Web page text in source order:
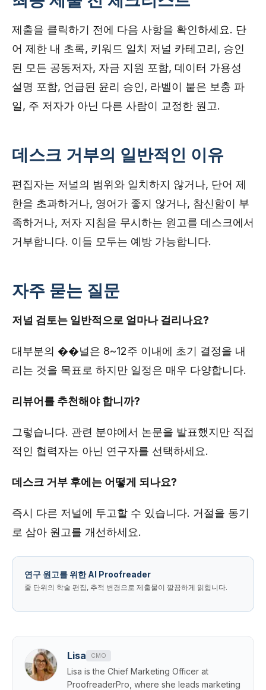
제출을 클릭하기 전에 다음 사항을 확인하세요. 단
어 제한 내 초록, 키워드 일치 저널 카테고리, 승인
된 모든 공동저자, 자금 지원 포함, 데이터 가용성
설명 포함, 언급된 윤리 승인, 라벨이 붙은 보충 파
일, 주 저자가 아닌 다른 사람이 교정한 원고.
데스크 거부의 일반적인 이유
편집자는 저널의 범위와 일치하지 않거나, 단어 제
한을 초과하거나, 영어가 좋지 않거나, 참신함이 부
족하거나, 저자 지침을 무시하는 원고를 데스크에서
거부합니다. 이들 모두는 예방 가능합니다.
자주 묻는 질문
저널 검토는 일반적으로 얼마나 걸리나요?
대부분의 ��널은 8~12주 이내에 초기 결정을 내
리는 것을 목표로 하지만 일정은 매우 다양합니다.
리뷰어를 추천해야 합니까?
그렇습니다. 관련 분야에서 논문을 발표했지만 직접
적인 협력자는 아닌 연구자를 선택하세요.
데스크 거부 후에는 어떻게 되나요?
즉시 다른 저널에 투고할 수 있습니다. 거절을 동기
로 삼아 원고를 개선하세요.
연구 원고를 위한 AI Proofreader
줄 단위의 학술 편집, 추적 변경으로 제출물이 깔끔하게 읽힙니다.
Lisa CMO
Lisa is the Chief Marketing Officer at
ProofreaderPro, where she leads marketing